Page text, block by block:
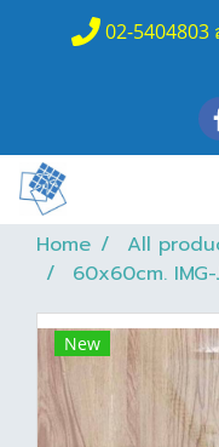
02-5404803
Home All
60x60cm.
New